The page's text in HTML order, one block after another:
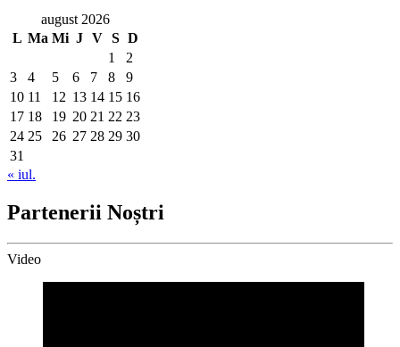
august 2026
L Ma Mi J V S D
1
2
3
4 5 6 7 8
9
10 11 12 13 14 15 16
17 18 19 20 21 22 23
24 25 26 27 28 29 30
31
« iul.
Partenerii Noștri
Video